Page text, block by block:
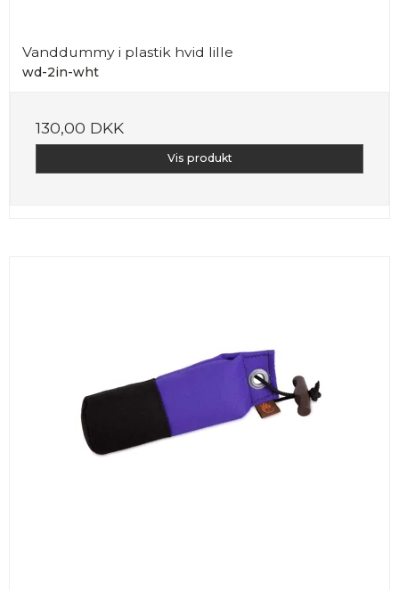
Vanddummy i plastik hvid lille
wd-2in-wht
130,00 DKK
Vis produkt